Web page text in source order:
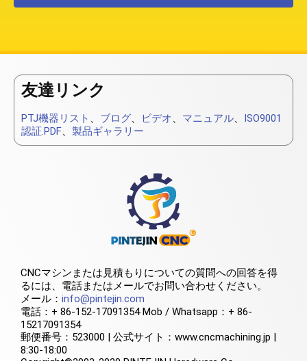
友達リンク
PTJ機器リスト 、 ブログ、 ビデオ、 マニュアル、 ISO9001
認証.PDF、 製品ギャラリー
CNCマシンまたは見積もりについての質問への回答を得
るには、電話またはメールでお問い合わせください。
メール： info@pintejin.com
電話：+ 86-152-17091354 Mob / Whatsapp：+ 86-
15217091354
郵便番号：523000 | 公式サイト：www.cncmachining.jp |
8:30-18:00